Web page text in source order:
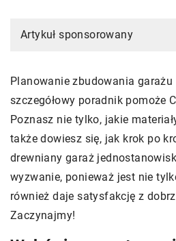
Artykuł sponsorowany
Planowanie zbudowania
szczegółowy poradnik pomoże
Poznasz nie tylko, jakie
także dowiesz się, jak krok po
drewniany garaż
wyzwanie, ponieważ jest nie
również daje satysfakcję z
Zaczynajmy!